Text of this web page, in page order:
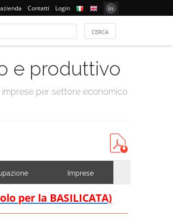
Contatti Login
e produttivo
per settore economico
Imprese
per la BASILICATA)